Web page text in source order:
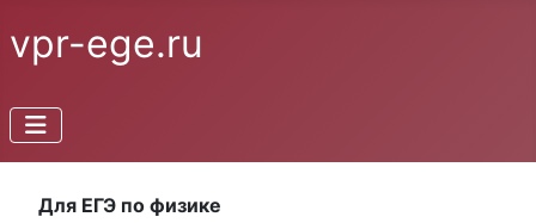
vpr-ege.ru
Для ЕГЭ по физике